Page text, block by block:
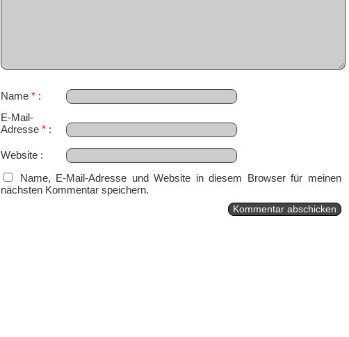
Name *
E-Mail-
Adresse *
Website
Name, E-Mail-Adresse und Website in diesem Browser für meinen
nächsten Kommentar speichern.